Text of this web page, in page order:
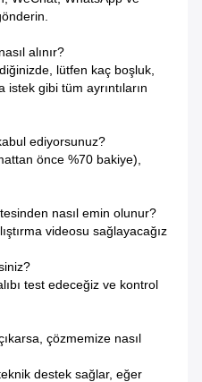
alınır?
lütfen kaç boşluk,
gibi tüm ayrıntıların
ediyorsunuz?
önce %70 bakiye),
nasıl emin olunur?
videosu sağlayacağız
test edeceğiz ve kontrol
çözmemize nasıl
destek sağlar, eğer